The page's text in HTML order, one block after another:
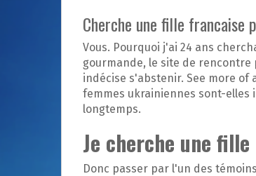
Cherche une fille francaise
Vous. Pourquoi j'ai 24 ans
gourmande, le site de
indécise s'abstenir. See more of
femmes ukrainiennes sont-elles
longtemps.
Je cherche une
Donc passer par l'un des